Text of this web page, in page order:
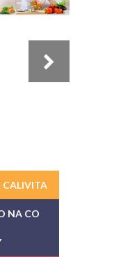
CALIVITA
NA CO